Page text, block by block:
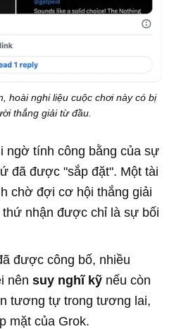
hoài nghi liệu cuộc chơi này có bị
thắng giải từ đầu.
ngờ tính công bằng của sự
đã được "sắp đặt". Một tài
chờ đợi cơ hội thắng giải
nhận được chỉ là sự bối
được công bố, nhiều
nên suy nghĩ kỹ nếu còn
tương tự trong tương lai,
mặt của Grok.